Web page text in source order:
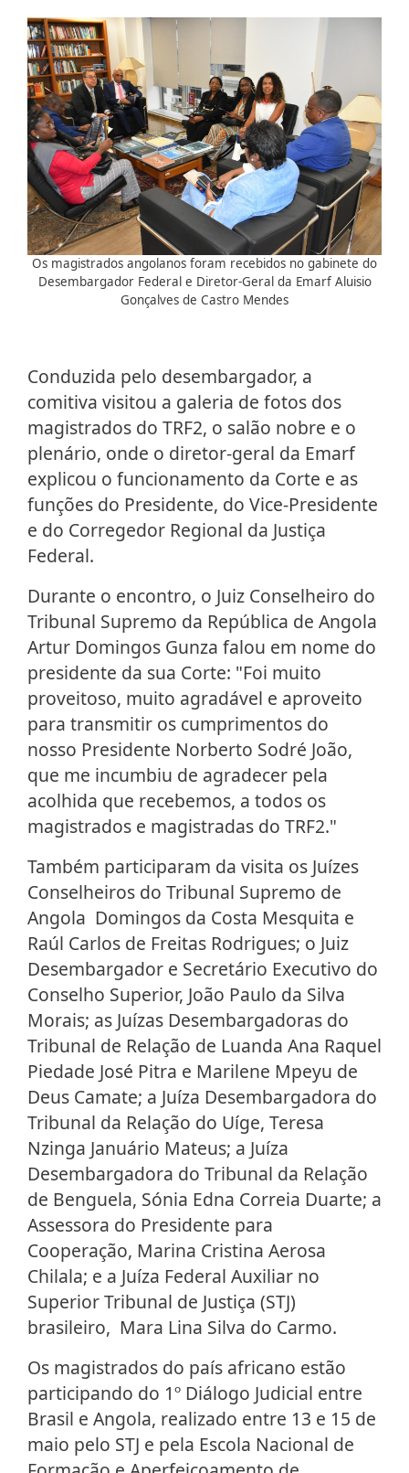
Os magistrados angolanos foram recebidos no gabinete do
Desembargador Federal e Diretor-Geral da Emarf Aluisio
Gonçalves de Castro Mendes
Conduzida pelo desembargador, a
comitiva visitou a galeria de fotos dos
magistrados do TRF2, o salão nobre e o
plenário, onde o diretor-geral da Emarf
explicou o funcionamento da Corte e as
funções do Presidente, do Vice-Presidente
e do Corregedor Regional da Justiça
Federal.
Durante o encontro, o Juiz Conselheiro do
Tribunal Supremo da República de Angola
Artur Domingos Gunza falou em nome do
presidente da sua Corte: "Foi muito
proveitoso, muito agradável e aproveito
para transmitir os cumprimentos do
nosso Presidente Norberto Sodré João,
que me incumbiu de agradecer pela
acolhida que recebemos, a todos os
magistrados e magistradas do TRF2."
Também participaram da visita os Juízes
Conselheiros do Tribunal Supremo de
Angola Domingos da Costa Mesquita e
Raúl Carlos de Freitas Rodrigues; o Juiz
Desembargador e Secretário Executivo do
Conselho Superior, João Paulo da Silva
Morais; as Juízas Desembargadoras do
Tribunal de Relação de Luanda Ana Raquel
Piedade José Pitra e Marilene Mpeyu de
Deus Camate; a Juíza Desembargadora do
Tribunal da Relação do Uíge, Teresa
Nzinga Januário Mateus; a Juíza
Desembargadora do Tribunal da Relação
de Benguela, Sónia Edna Correia Duarte; a
Assessora do Presidente para
Cooperação, Marina Cristina Aerosa
Chilala; e a Juíza Federal Auxiliar no
Superior Tribunal de Justiça (STJ)
brasileiro, Mara Lina Silva do Carmo.
Os magistrados do país africano estão
participando do 1º Diálogo Judicial entre
Brasil e Angola, realizado entre 13 e 15 de
maio pelo STJ e pela Escola Nacional de